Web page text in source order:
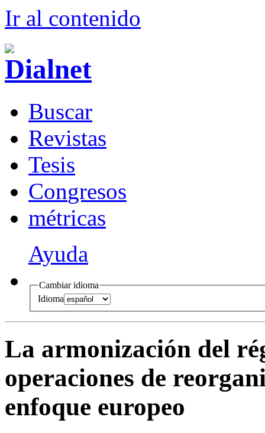
Ir al contenido
Buscar
Revistas
Tesis
Congresos
métricas
Ayuda
Cambiar idioma
Idioma
La armonización del
operaciones de
enfoque europeo